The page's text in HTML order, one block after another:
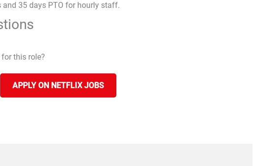
35 days PTO for hourly staff.
this role?
APPLY ON NETFLIX JOBS